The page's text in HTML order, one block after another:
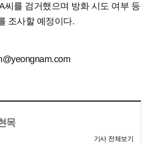
씨를 검거했으며 방화 시도 여부 등
조사할 예정이다.
목
기사 전체보기